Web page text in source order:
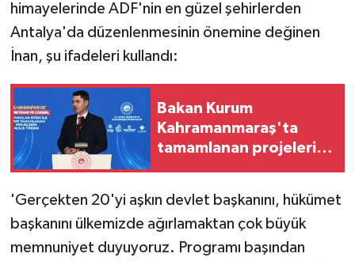
himayelerinde ADF'nin en güzel şehirlerden
Antalya'da düzenlenmesinin önemine değinen
İnan, şu ifadeleri kullandı:
Bakan Kurum
Kahramanmaraş'ta
tamamlanan projelerin
'Gerçekten 20'yi aşkın devlet başkanını, hükümet
başkanını ülkemizde ağırlamaktan çok büyük
memnuniyet duyuyoruz. Programı başından